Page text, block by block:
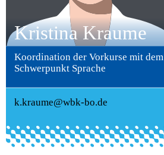
Kristina Kraume
Koordination der Vorkurse mit dem
Schwerpunkt Sprache
k.kraume@wbk-bo.de